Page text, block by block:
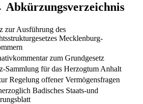
Abkürzungsverzeichnis
zur Ausführung des
Mecklenburg-
zum Grundgesetz
Sammlung für das Herzogtum Anhalt
Regelung offener Vermögensfragen
Badisches Staats-und